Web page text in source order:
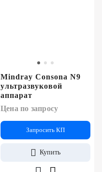
Mindray Consona N9
ультразвуковой
аппарат
Цена по запросу
Запросить КП
Купить